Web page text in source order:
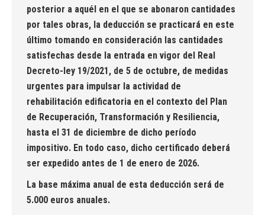
posterior a aquél en el que se abonaron cantidades
por tales obras, la deducción se practicará en este
último tomando en consideración las cantidades
satisfechas desde la entrada en vigor del Real
Decreto-ley 19/2021, de 5 de octubre, de medidas
urgentes para impulsar la actividad de
rehabilitación edificatoria en el contexto del Plan
de Recuperación, Transformación y Resiliencia,
hasta el 31 de diciembre de dicho período
impositivo. En todo caso, dicho certificado deberá
ser expedido antes de 1 de enero de 2026.
La base máxima anual de esta deducción será de
5.000 euros anuales.